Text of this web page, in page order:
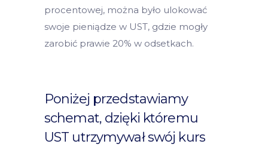
procentowej, można było ulokować
swoje pieniądze w UST, gdzie mogły
zarobić prawie 20% w odsetkach.
Poniżej przedstawiamy
schemat, dzięki któremu
UST utrzymywał swój kurs